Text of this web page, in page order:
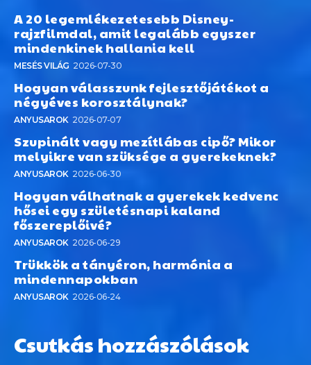
A 20 legemlékezetesebb Disney-
rajzfilmdal, amit legalább egyszer
mindenkinek hallania kell
MESÉS VILÁG 2026-07-30
Hogyan válasszunk fejlesztőjátékot a
négyéves korosztálynak?
ANYUSAROK 2026-07-07
Szupinált vagy mezítlábas cipő? Mikor
melyikre van szüksége a gyerekeknek?
ANYUSAROK 2026-06-30
Hogyan válhatnak a gyerekek kedvenc
hősei egy születésnapi kaland
főszereplőivé?
ANYUSAROK 2026-06-29
Trükkök a tányéron, harmónia a
mindennapokban
ANYUSAROK 2026-06-24
Csutkás hozzászólások